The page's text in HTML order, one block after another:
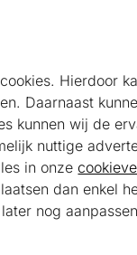
vragen
ons
301 22 55 (NL)
Hierdoor
Daarnaast
kunnen wij de
nuttige
in onze
dan enkel
nog